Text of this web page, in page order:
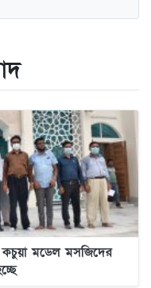
মডেল মসজিদের